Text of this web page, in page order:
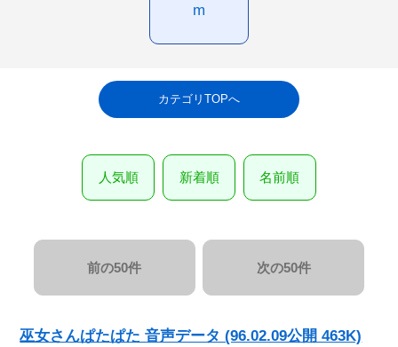
m
カテゴリTOPへ
人気順 新着順 名前順
前の50件 次の50件
巫女さんぱたぱた 音声データ (96.02.09公開 463K)